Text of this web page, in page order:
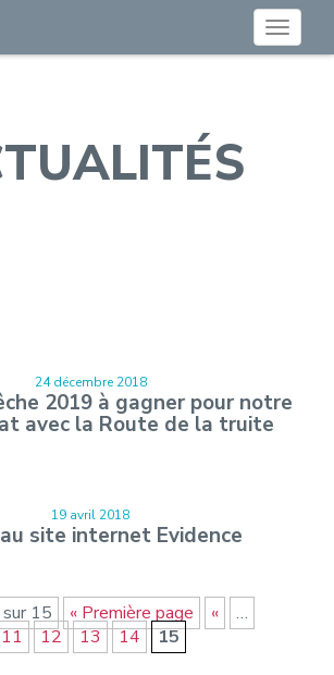
Toggle
24 décembre 2018
2019 à gagner pour notre
avec la Route de la truite
19 avril 2018
site internet Evidence
15 « Première page «
…
11
12 13 14 15